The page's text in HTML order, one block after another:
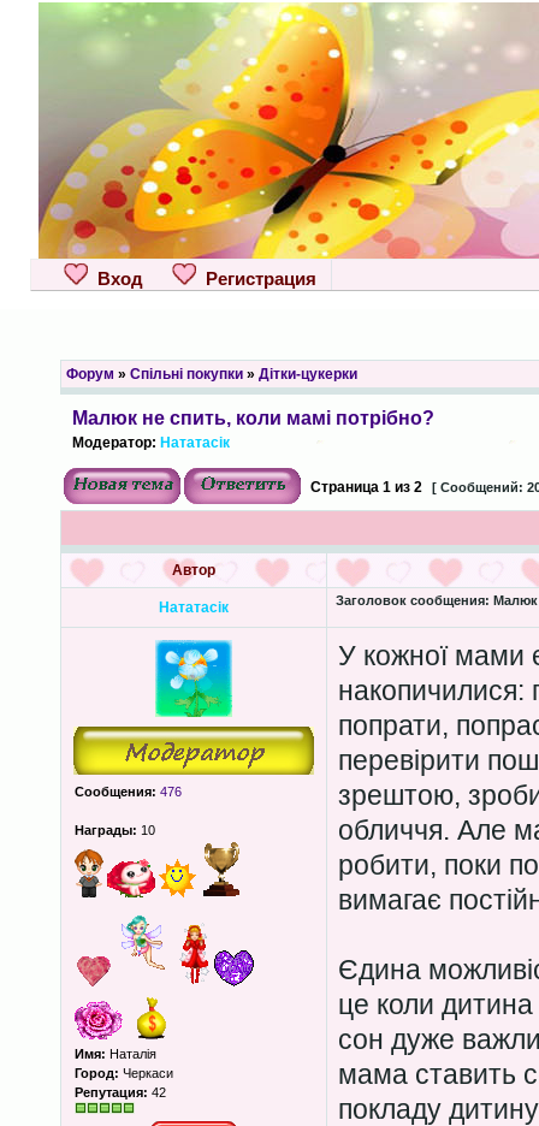
Вход Регистрация
Форум » Спільні покупки» Дітки-цукерки
Малюк не спить, коли мамі потрібно?
Модератор: Нататасік
Страница 1из 2 [ Сообщений:
Автор
Нататасік Заголовок сообщения: Малюк
Сообщения: 476
Награды: 10
Имя: Наталія
Город: Черкаси
Репутация: 42
У кожної мами
накопичилися:
попрати,
перевірити
зрештою,
обличчя. Але
робити, поки
вимагає
Єдина
це коли
сон дуже
мама ставить
покладу